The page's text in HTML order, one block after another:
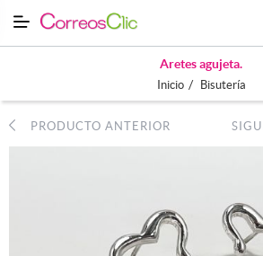
Aretes agujeta.
Inicio / Bisutería
PRODUCTO ANTERIOR